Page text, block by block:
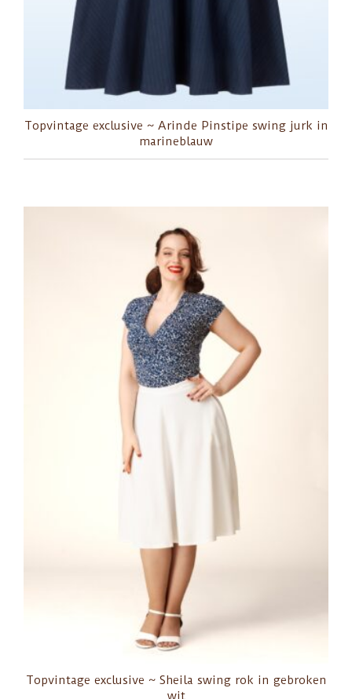
Topvintage exclusive ~ Arinde Pinstipe swing jurk in
marineblauw
Topvintage exclusive ~ Sheila swing rok in gebroken
wit